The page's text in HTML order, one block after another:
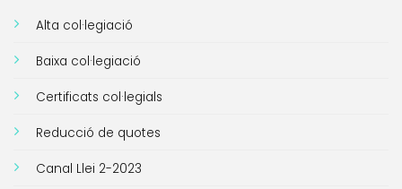
Alta col·legiació
Baixa col·legiació
Certificats col·legials
Reducció de quotes
Canal Llei 2-2023